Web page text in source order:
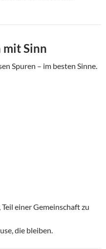
mit Sinn
Spuren – im besten Sinne.
einer Gemeinschaft zu
die bleiben.